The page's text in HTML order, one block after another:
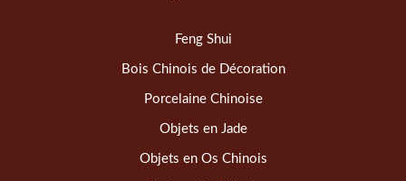
Feng Shui
Bois Chinois de Décoration
Porcelaine Chinoise
Objets en Jade
Objets en Os Chinois